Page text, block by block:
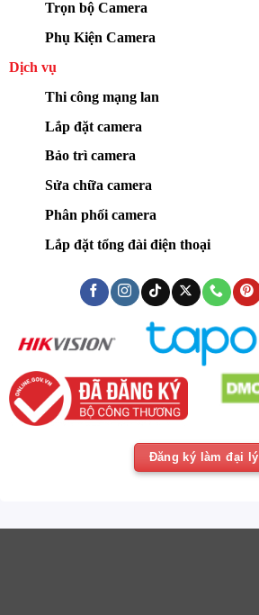
Trọn bộ Camera
Phụ Kiện Camera
Dịch vụ
Thi công mạng lan
Lắp đặt camera
Bảo trì camera
Sửa chữa camera
Phân phối camera
Lắp đặt tổng đài điện thoại
Đăng ký làm đại lý